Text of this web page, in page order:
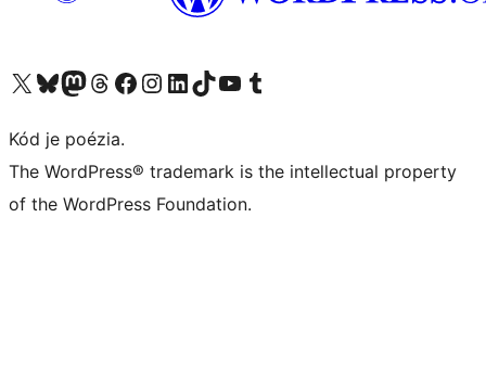
Navštívte náš účet na X (predtým Twitter)
Navštívte náš účet na platforme Bluesky
Navštívte náš účet na Mastodone
Navštívte náš účet na platforme Threads
Navštívte našu stránku na Facebooku
Navštívte náš účet Instagram
Navštívte náš účet LinkedIn
Navštívte náš účet na platforme TikTok
Navštívte náš kanál YouTube
Navštívte náš účet na platforme Tumblr
Kód je poézia.
The WordPress® trademark is the intellectual property
of the WordPress Foundation.